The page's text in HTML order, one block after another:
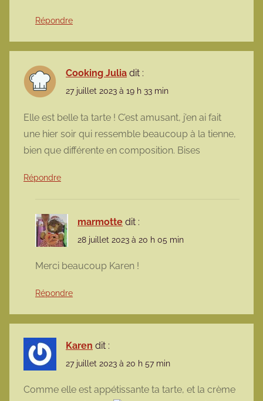
Répondre
Cooking Julia dit :
27 juillet 2023 à 19 h 33 min
Elle est belle ta tarte ! C’est amusant, j’en ai fait
une hier soir qui ressemble beaucoup à la tienne,
bien que différente en composition. Bises
Répondre
marmotte dit :
28 juillet 2023 à 20 h 05 min
Merci beaucoup Karen !
Répondre
Karen dit :
27 juillet 2023 à 20 h 57 min
Comme elle est appétissante ta tarte, et la crème